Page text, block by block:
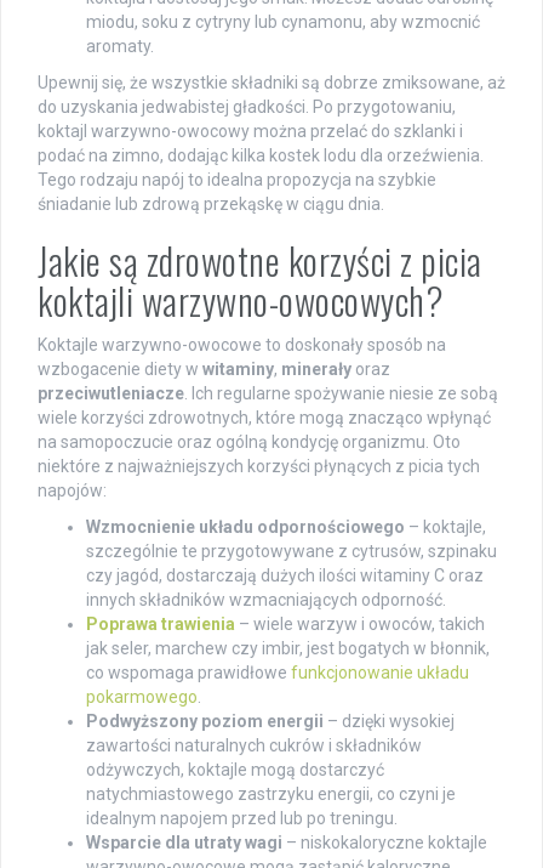
miodu, soku z cytryny lub cynamonu, aby wzmocnić
aromaty.
Upewnij się, że wszystkie składniki są dobrze zmiksowane, aż
do uzyskania jedwabistej gładkości. Po przygotowaniu,
koktajl warzywno-owocowy można przelać do szklanki i
podać na zimno, dodając kilka kostek lodu dla orzeźwienia.
Tego rodzaju napój to idealna propozycja na szybkie
śniadanie lub zdrową przekąskę w ciągu dnia.
Jakie są zdrowotne korzyści z picia
koktajli warzywno-owocowych?
Koktajle warzywno-owocowe to doskonały sposób na
wzbogacenie diety w witaminy, minerały oraz
przeciwutleniacze . Ich regularne spożywanie niesie ze sobą
wiele korzyści zdrowotnych, które mogą znacząco wpłynąć
na samopoczucie oraz ogólną kondycję organizmu. Oto
niektóre z najważniejszych korzyści płynących z picia tych
napojów:
Wzmocnienie układu odpornościowego – koktajle,
szczególnie te przygotowywane z cytrusów, szpinaku
czy jagód, dostarczają dużych ilości witaminy C oraz
innych składników wzmacniających odporność.
Poprawa trawienia – wiele warzyw i owoców, takich
jak seler, marchew czy imbir, jest bogatych w błonnik,
co wspomaga prawidłowe funkcjonowanie układu
pokarmowego
Podwyższony poziom energii – dzięki wysokiej
zawartości naturalnych cukrów i składników
odżywczych, koktajle mogą dostarczyć
natychmiastowego zastrzyku energii, co czyni je
idealnym napojem przed lub po treningu.
Wsparcie dla utraty wagi – niskokaloryczne koktajle